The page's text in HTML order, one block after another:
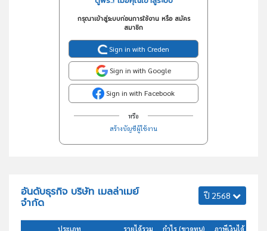
กรุณาเข้าสู่ระบบก่อนการใช้งาน หรือ สมัคร
สมาชิก
Sign in with Creden
Sign in with Google
Sign in with Facebook
หรือ
สร้างบัญชีผู้ใช้งาน
อันดับธุรกิจ บริษัท เมลล่าเมย์
จำกัด
ปี 2568
ประเภท รายได้รวม กำไร (ขาดทุน) ภาษีเงินได้